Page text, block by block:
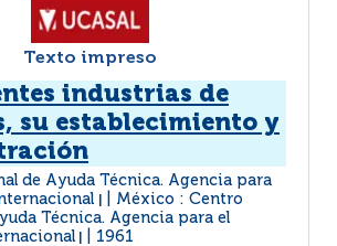
Texto impreso
industrias de
su establecimiento y
de Ayuda Técnica. Agencia para
México : Centro
Técnica. Agencia para el
1961